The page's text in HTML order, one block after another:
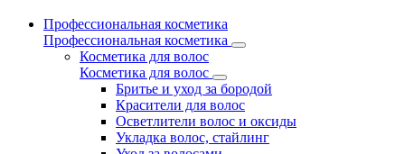
Профессиональная косметика
Профессиональная косметика
Косметика для волос
Косметика для волос
Бритье и уход за бородой
Красители для волос
Осветлители волос и оксиды
Укладка волос, стайлинг